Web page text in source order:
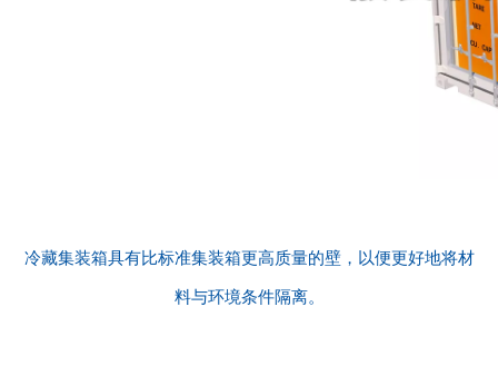
冷藏集装箱具有比标准集装箱更高质量的壁，以便更好地将材
料与环境条件隔离。